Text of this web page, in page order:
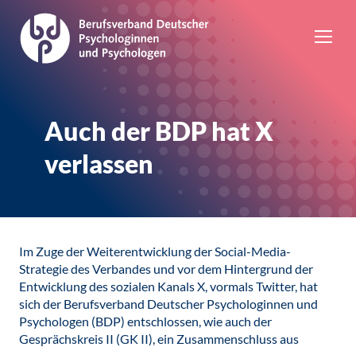
Auch der BDP hat X
verlassen
Im Zuge der Weiterentwicklung der Social-Media-
Strategie des Verbandes und vor dem Hintergrund der
Entwicklung des sozialen Kanals X, vormals Twitter, hat
sich der Berufsverband Deutscher Psychologinnen und
Psychologen (BDP) entschlossen, wie auch der
Gesprächskreis II (GK II), ein Zusammenschluss aus